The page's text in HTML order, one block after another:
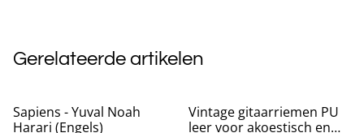
Gerelateerde artikelen
Sapiens - Yuval Noah
Harari (Engels)
Vintage gitaarriemen PU
leer voor akoestisch en